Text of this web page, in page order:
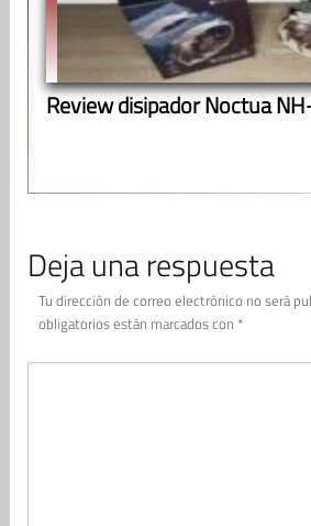
Review disipador Noctua
Deja una respuesta
Tu dirección de correo electrónico no será
obligatorios están marcados con *